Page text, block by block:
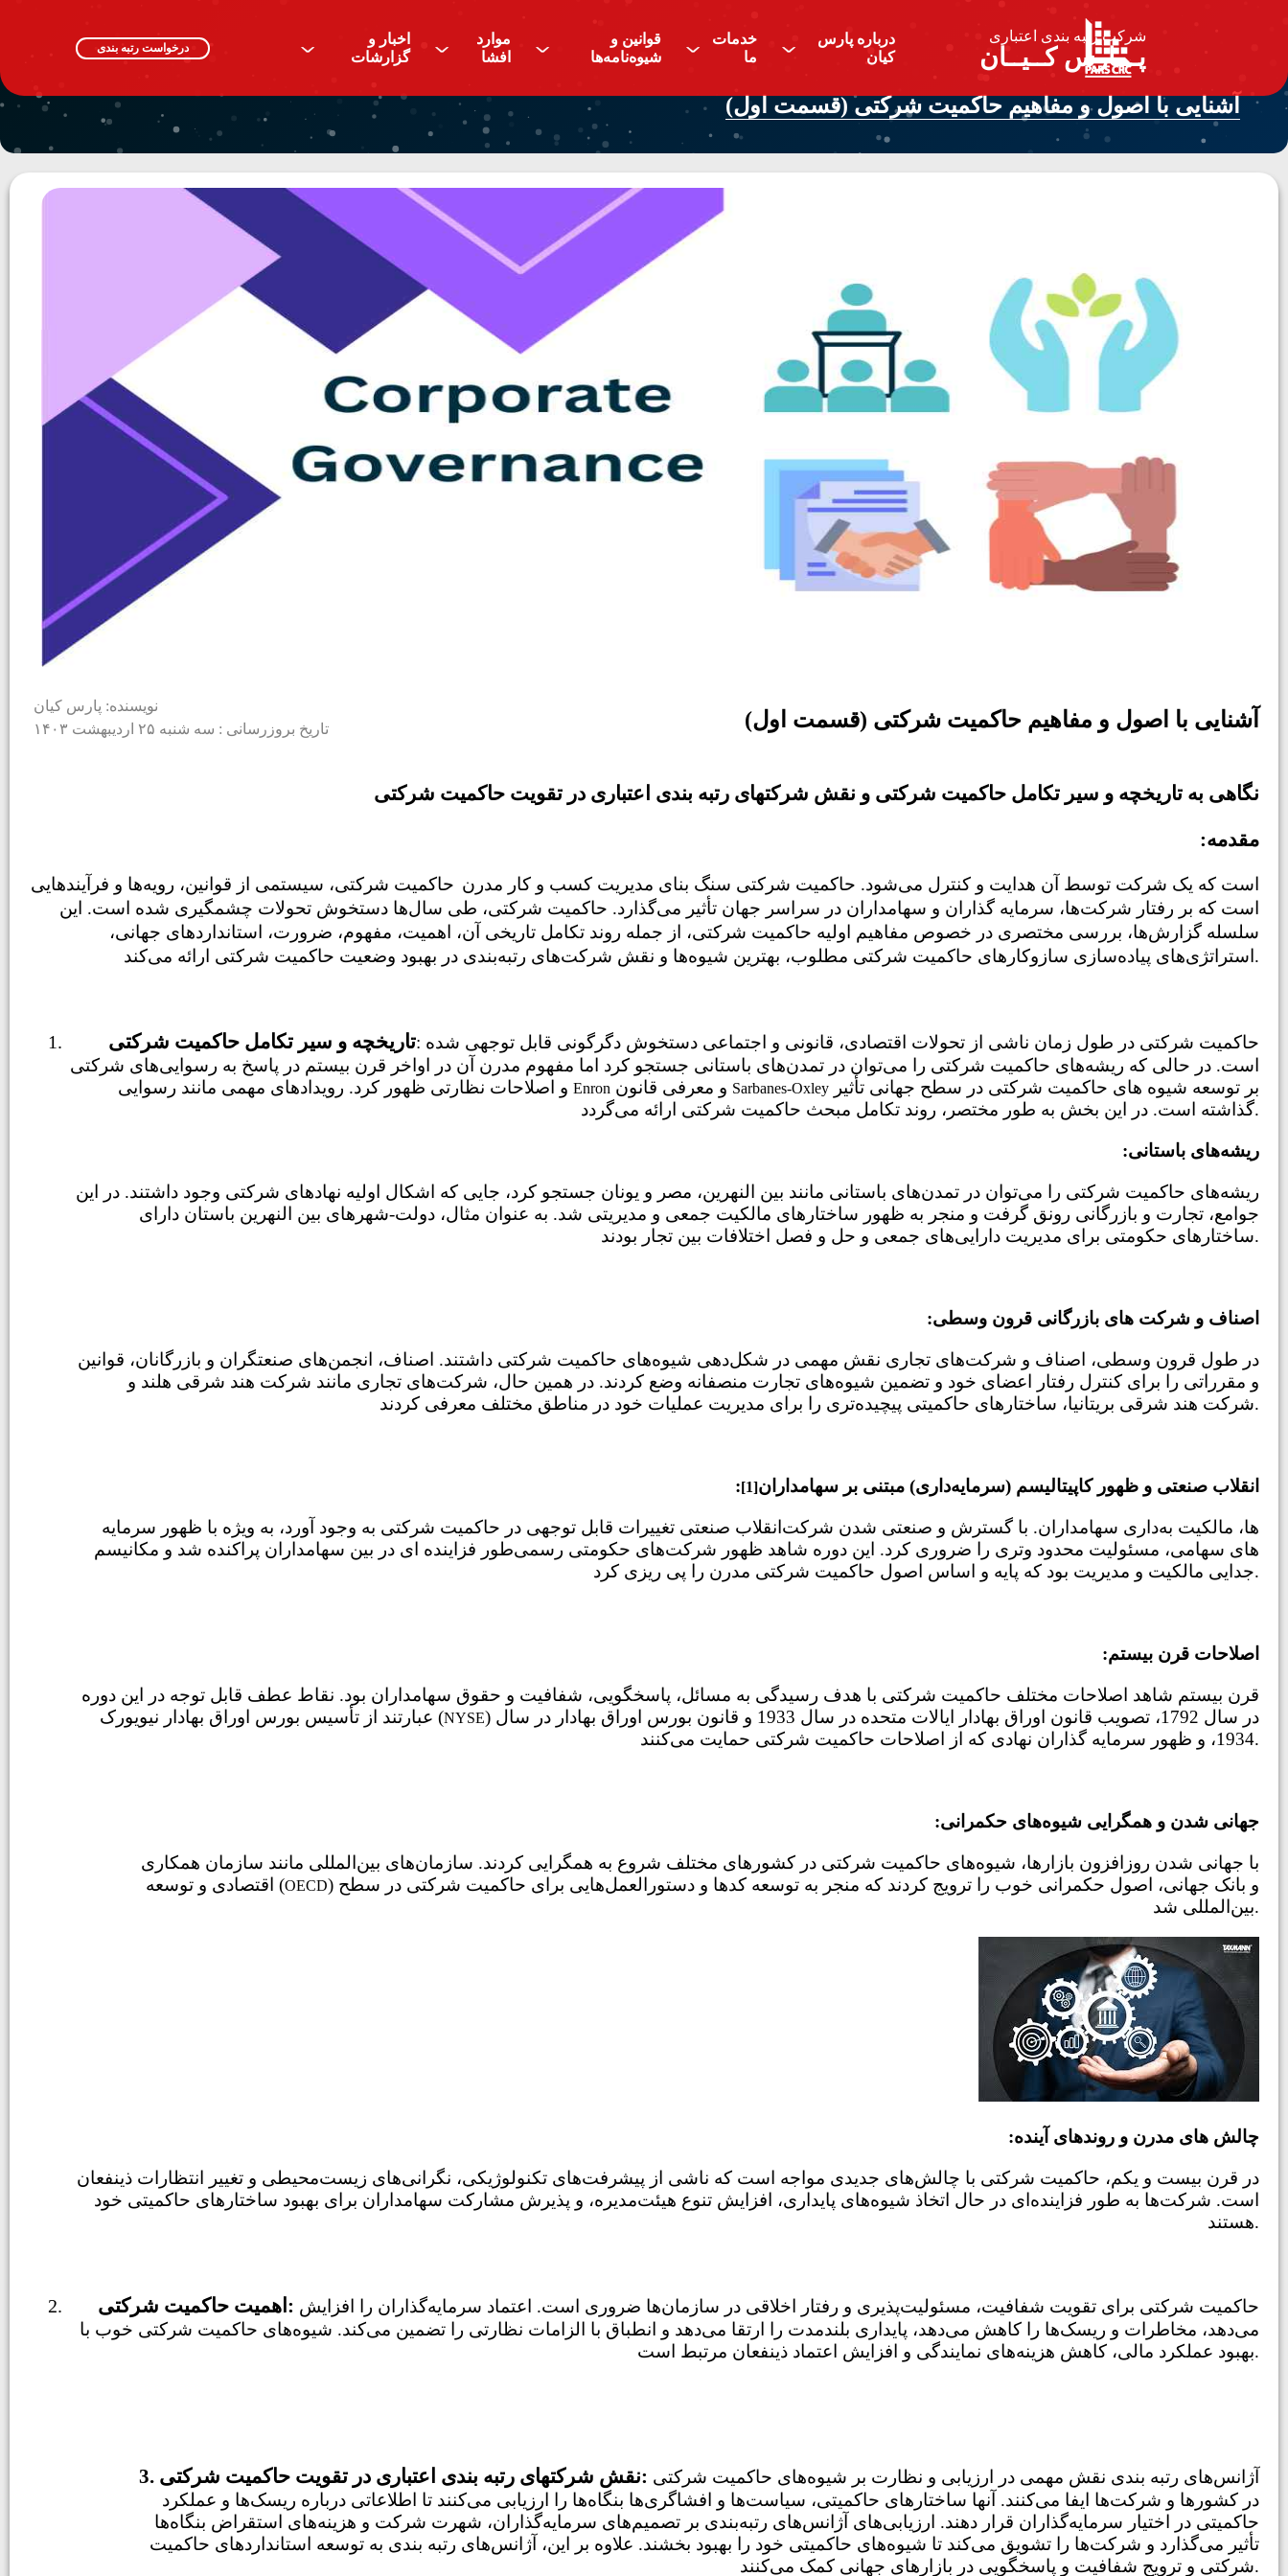
شرکت رتبه بندی اعتباری
پـــارس کــیــان
درباره پارس
کیان
^
خدمات
ما
^
قوانین و
شیوه‌نامه‌ها
^
موارد
افشا
^
اخبار و
گزارشات
^ درخواست رتبه بندی
آشنایی با اصول و مفاهیم حاکمیت شرکتی (قسمت اول)
آشنایی با اصول و مفاهیم حاکمیت شرکتی (قسمت اول)
نویسنده: پارس کیان
تاریخ بروزرسانی : سه شنبه ۲۵ اردیبهشت ۱۴۰۳
نگاهی به تاریخچه و سیر تکامل حاکمیت شرکتی و نقش شرکتهای رتبه بندی اعتباری در تقویت حاکمیت شرکتی
:مقدمه
حاکمیت شرکتی، سیستمی از قوانین، رویه‌ها و فرآیندهایی
است که بر رفتار شرکت‌ها، سرمایه گذاران و سهامداران در سراسر جهان تأثیر می‌گذارد. حاکمیت شرکتی، طی سال‌ها دستخوش تحولات چشمگیری شده است. این
سلسله گزارش‌ها، بررسی مختصری در خصوص مفاهیم اولیه حاکمیت شرکتی، از جمله روند تکامل تاریخی آن، اهمیت، مفهوم، ضرورت، استانداردهای جهانی،
استراتژی‌های پیاده‌سازی سازوکارهای حاکمیت شرکتی مطلوب، بهترین شیوه‌ها و نقش شرکت‌های رتبه‌بندی در بهبود وضعیت حاکمیت شرکتی ارائه می‌کند.
تاریخچه و سیر تکامل حاکمیت شرکتی: حاکمیت شرکتی در طول زمان ناشی از تحولات اقتصادی، قانونی و اجتماعی دستخوش دگرگونی قابل توجهی شده
است. در حالی که ریشه‌های حاکمیت شرکتی را می‌توان در تمدن‌های باستانی جستجو کرد اما مفهوم مدرن آن در اواخر قرن بیستم در پاسخ به رسوایی‌های شرکتی
Enron Sarbanes-Oxley
گذاشته است. در این بخش به طور مختصر، روند تکامل مبحث حاکمیت شرکتی ارائه می‌گردد.
:ریشه‌های باستانی
ریشه‌های حاکمیت شرکتی را می‌توان در تمدن‌های باستانی مانند بین النهرین، مصر و یونان جستجو کرد، جایی که اشکال اولیه نهادهای شرکتی وجود داشتند. در این
جوامع، تجارت و بازرگانی رونق گرفت و منجر به ظهور ساختارهای مالکیت جمعی و مدیریتی شد. به عنوان مثال، دولت-شهرهای بین النهرین باستان دارای
ساختارهای حکومتی برای مدیریت دارایی‌های جمعی و حل و فصل اختلافات بین تجار بودند.
:اصناف و شرکت های بازرگانی قرون وسطی
در طول قرون وسطی، اصناف و شرکت‌های تجاری نقش مهمی در شکل‌دهی شیوه‌های حاکمیت شرکتی داشتند. اصناف، انجمن‌های صنعتگران و بازرگانان، قوانین
و مقرراتی را برای کنترل رفتار اعضای خود و تضمین شیوه‌های تجارت منصفانه وضع کردند. در همین حال، شرکت‌های تجاری مانند شرکت هند شرقی هلند و
شرکت هند شرقی بریتانیا، ساختارهای حاکمیتی پیچیده‌تری را برای مدیریت عملیات خود در مناطق مختلف معرفی کردند.
:انقلاب صنعتی و ظهور کاپیتالیسم (سرمایه‌داری) مبتنی بر سهامداران[1]
انقلاب صنعتی تغییرات قابل توجهی در حاکمیت شرکتی به وجود آورد، به ویژه با ظهور سرمایه داری سهامداران. با گسترش و صنعتی شدن شرکتها، مالکیت به
طور فزاینده ای در بین سهامداران پراکنده شد و مکانیسمهای حکومتی رسمیتری را ضروری کرد. این دوره شاهد ظهور شرکتهای سهامی، مسئولیت محدود و
جدایی مالکیت و مدیریت بود که پایه و اساس اصول حاکمیت شرکتی مدرن را پی ریزی کرد.
:اصلاحات قرن بیستم
قرن بیستم شاهد اصلاحات مختلف حاکمیت شرکتی با هدف رسیدگی به مسائل، پاسخگویی، شفافیت و حقوق سهامداران بود. نقاط عطف قابل توجه در این دوره
عبارتند از تأسیس بورس اوراق بهادار نیویورک (NYSE) در سال 1792، تصویب قانون اوراق بهادار ایالات متحده در سال 1933 و قانون بورس اوراق بهادار در سال
1934، و ظهور سرمایه گذاران نهادی که از اصلاحات حاکمیت شرکتی حمایت می‌کنند.
:جهانی شدن و همگرایی شیوه‌های حکمرانی
با جهانی شدن روزافزون بازارها، شیوه‌های حاکمیت شرکتی در کشورهای مختلف شروع به همگرایی کردند. سازمان‌های بین‌المللی مانند سازمان همکاری
اقتصادی و توسعه (OECD) و بانک جهانی، اصول حکمرانی خوب را ترویج کردند که منجر به توسعه کدها و دستورالعمل‌هایی برای حاکمیت شرکتی در سطح
بین‌المللی شد.
:چالش های مدرن و روندهای آینده
در قرن بیست و یکم، حاکمیت شرکتی با چالش‌های جدیدی مواجه است که ناشی از پیشرفت‌های تکنولوژیکی، نگرانی‌های زیست‌محیطی و تغییر انتظارات ذینفعان
است. شرکت‌ها به طور فزاینده‌ای در حال اتخاذ شیوه‌های پایداری، افزایش تنوع هیئت‌مدیره، و پذیرش مشارکت سهامداران برای بهبود ساختارهای حاکمیتی خود
هستند.
اهمیت حاکمیت شرکتی:
می‌دهد، مخاطرات و ریسک‌ها را کاهش می‌دهد، پایداری بلندمدت را ارتقا می‌دهد و انطباق با الزامات نظارتی را تضمین می‌کند. شیوه‌های حاکمیت شرکتی خوب با
بهبود عملکرد مالی، کاهش هزینه‌های نمایندگی و افزایش اعتماد ذینفعان مرتبط است.
3. نقش شرکتهای رتبه بندی اعتباری در تقویت حاکمیت شرکتی:
در کشورها و شرکت‌ها ایفا می‌کنند. آنها ساختارهای حاکمیتی، سیاست‌ها و افشاگری‌ها بنگاه‌ها را ارزیابی می‌کنند تا اطلاعاتی درباره ریسک‌ها و عملکرد
حاکمیتی در اختیار سرمایه‌گذاران قرار دهند. ارزیابی‌های آژانس‌های رتبه‌بندی بر تصمیم‌های سرمایه‌گذاران، شهرت شرکت و هزینه‌های استقراض بنگاه‌ها
تأثیر می‌گذارد و شرکت‌ها را تشویق می‌کند تا شیوه‌های حاکمیتی خود را بهبود بخشند. علاوه بر این، آژانس‌های رتبه بندی به توسعه استانداردهای حاکمیت
شرکتی و ترویج شفافیت و پاسخگویی در بازارهای جهانی کمک می‌کنند.